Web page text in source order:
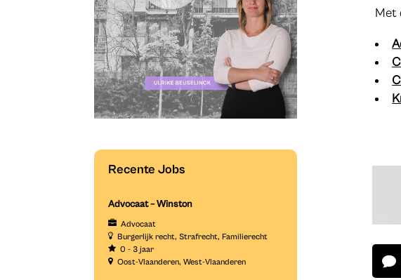
Recente Jobs
Advocaat – Winston
Advocaat
Burgerlijk recht Strafrecht Familierecht
0 - 3 jaar
Oost-Vlaanderen West-Vlaanderen
Met